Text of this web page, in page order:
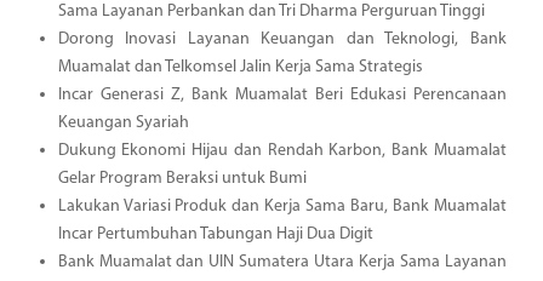
Sama Layanan Perbankan dan Tri Dharma Perguruan Tinggi
Dorong Inovasi Layanan Keuangan dan Teknologi, Bank
Muamalat dan Telkomsel Jalin Kerja Sama Strategis
Incar Generasi Z, Bank Muamalat Beri Edukasi Perencanaan
Keuangan Syariah
Dukung Ekonomi Hijau dan Rendah Karbon, Bank Muamalat
Gelar Program Beraksi untuk Bumi
Lakukan Variasi Produk dan Kerja Sama Baru, Bank Muamalat
Incar Pertumbuhan Tabungan Haji Dua Digit
Bank Muamalat dan UIN Sumatera Utara Kerja Sama Layanan